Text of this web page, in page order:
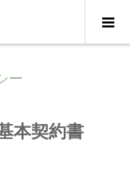
ー
本契約書